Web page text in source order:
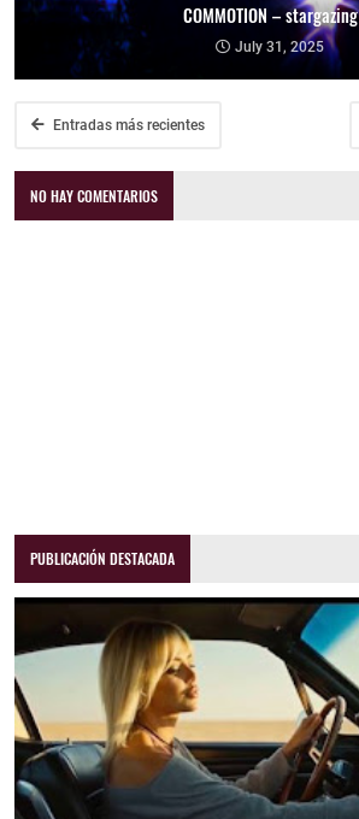
COMMOTION – stargazing
July 31, 2025
Entradas más recientes
NO HAY COMENTARIOS
PUBLICACIÓN DESTACADA